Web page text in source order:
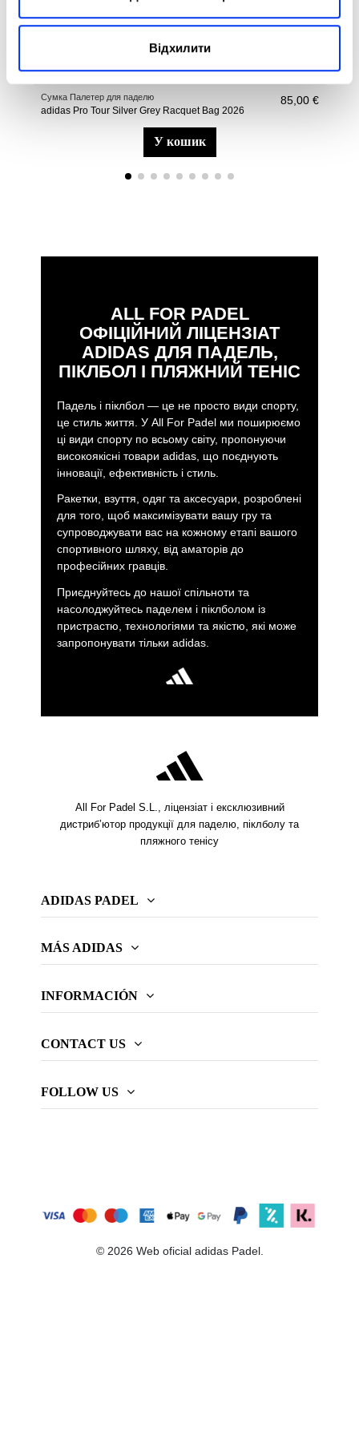
Відхилити
Сумка Палетер для паделю
adidas Pro Tour Silver Grey Racquet Bag 2026
85,00 €
у кошик
ALL FOR PADEL
ОФІЦІЙНИЙ ЛІЦЕНЗІАТ
ADIDAS ДЛЯ ПАДЕЛЬ,
ПІКЛБОЛ І ПЛЯЖНИЙ ТЕНІС
Падель і піклбол — це не просто види спорту,
це стиль життя. У All For Padel ми поширюємо
ці види спорту по всьому світу, пропонуючи
високоякісні товари adidas, що поєднують
інновації, ефективність і стиль.
Ракетки, взуття, одяг та аксесуари, розроблені
для того, щоб максимізувати вашу гру та
супроводжувати вас на кожному етапі вашого
спортивного шляху, від аматорів до
професійних гравців.
Приєднуйтесь до нашої спільноти та
насолоджуйтесь паделем і піклболом із
пристрастю, технологіями та якістю, які може
запропонувати тільки adidas.
All For Padel S.L., ліцензіат і ексклюзивний
дистриб’ютор продукції для паделю, піклболу та
пляжного тенісу
ADIDAS PADEL
MÁS ADIDAS
INFORMACIÓN
CONTACT US
FOLLOW US
© 2026 Web oficial adidas Padel.